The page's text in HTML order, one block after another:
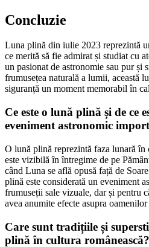
Concluzie
Luna plină din iulie 2023 reprezintă
ce merită să fie admirat și studiat cu
un pasionat de astronomie sau pur și
frumusețea naturală a lumii, această
siguranță un moment memorabil în
Ce este o lună plină și de ce
eveniment astronomic
O lună plină reprezintă faza lunară
este vizibilă în întregime de pe
când Luna se află opusă față de
plină este considerată un eveniment
frumuseții sale vizuale, dar și pentru
avea anumite efecte asupra
Care sunt tradițiile și
plină în cultura românească?